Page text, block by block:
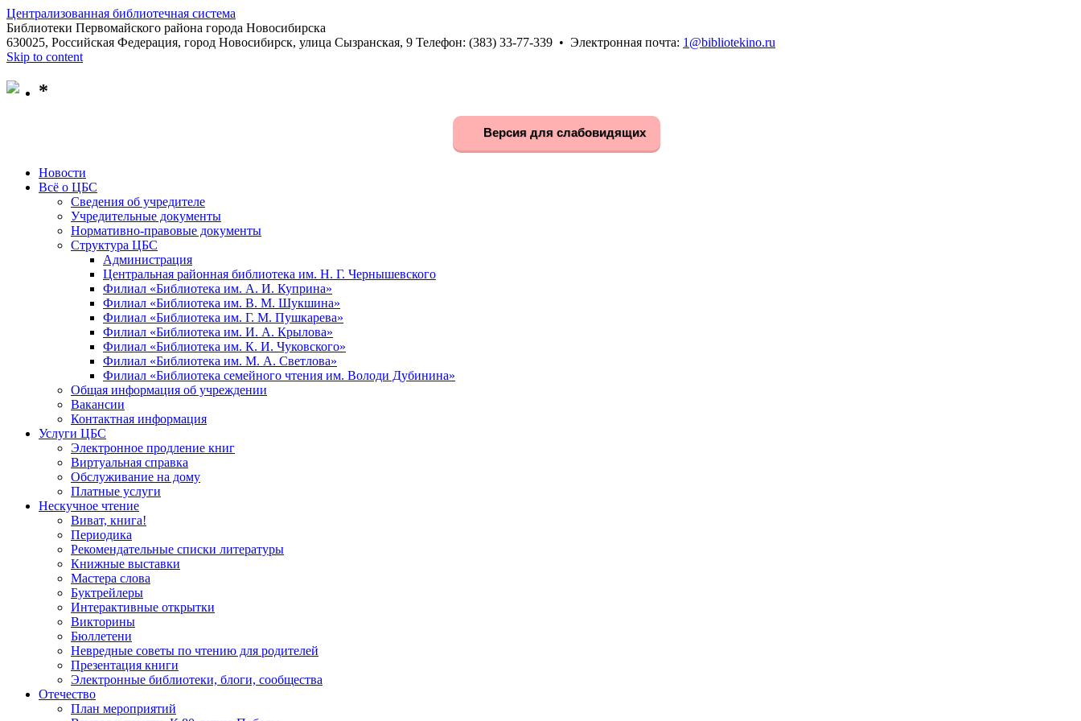
Централизованная библиотечная система
Библиотеки Первомайского района города Новосибирска
630025, Российская Федерация, город Новосибирск, улица Сызранская, 9 Телефон: (383) 33-77-339 • Электронная почта: 1@bibliotekino.ru
Skip to content
*
Версия для слабовидящих
Новости
Всё о ЦБС
Сведения об учредителе
Учредительные документы
Нормативно-правовые документы
Структура ЦБС
Администрация
Центральная районная библиотека им. Н. Г. Чернышевского
Филиал «Библиотека им. А. И. Куприна»
Филиал «Библиотека им. В. М. Шукшина»
Филиал «Библиотека им. Г. М. Пушкарева»
Филиал «Библиотека им. И. А. Крылова»
Филиал «Библиотека им. К. И. Чуковского»
Филиал «Библиотека им. М. А. Светлова»
Филиал «Библиотека семейного чтения им. Володи Дубинина»
Общая информация об учреждении
Вакансии
Контактная информация
Услуги ЦБС
Электронное продление книг
Виртуальная справка
Обслуживание на дому
Платные услуги
Нескучное чтение
Виват, книга!
Периодика
Рекомендательные списки литературы
Книжные выставки
Мастера слова
Буктрейлеры
Интерактивные открытки
Викторины
Бюллетени
Невредные советы по чтению для родителей
Презентация книги
Электронные библиотеки, блоги, сообщества
Отечество
План мероприятий